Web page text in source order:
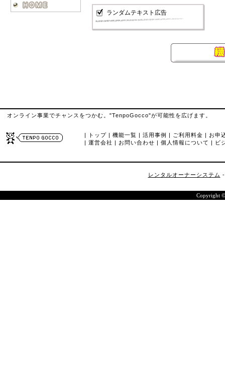
ランダムテキスト広告
オンライン事業でチャンスをつかむ。"TenpoGocco"が可能性を広げます。
| トップ | 機能一覧 | 活用事例 | ご利用料金 | お申
| 運営会社 | お問い合わせ | 個人情報について | ビ
レンタルオーナーシステム
Copyright